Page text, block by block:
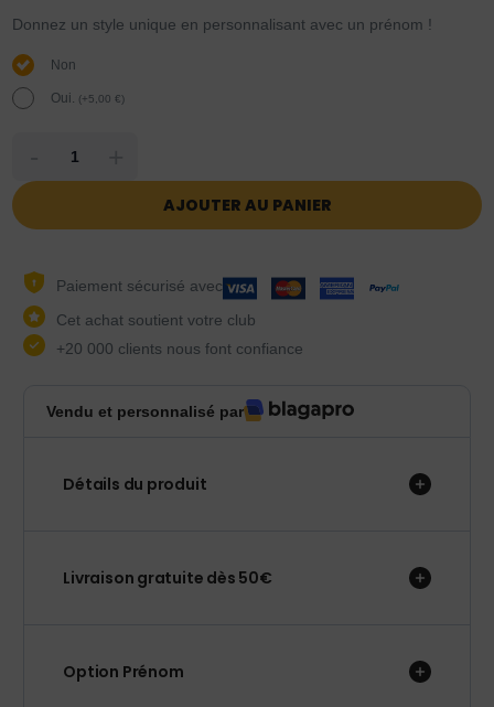
Donnez un style unique en personnalisant avec un prénom !
Non
Oui. (+5,00€)
AJOUTER AU PANIER
Paiement sécurisé avec
Cet achat soutient votre club
+20 000 clients nous font confiance
Vendu et personnalisé par
Détails du produit
Livraison gratuite dès 50€
Option Prénom